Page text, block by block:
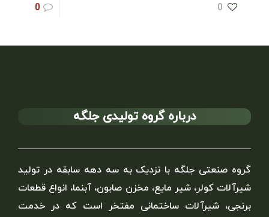
0
0
درباره گروه تولیدی جلگه
گروه صنعتی جلگه با نزدیک به سه دهه سابقه در تولید
شیرآلات کولر، شیر مایع، مخزن صابون، آبنما، انواع قطعات
برنجی، شیرآلات ساختمانی مفتخر است که در خدمت